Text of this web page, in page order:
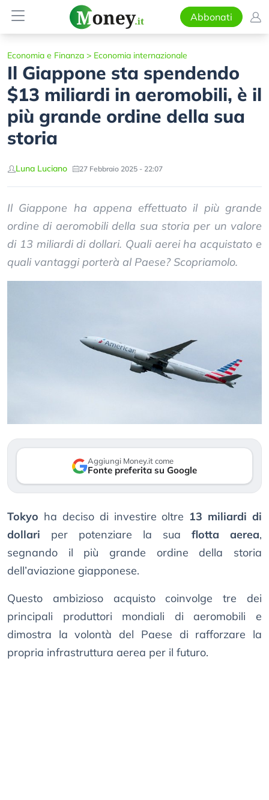
Abbonati
Economia e Finanza > Economia internazionale
Il Giappone sta spendendo
$13 miliardi in aeromobili, è il
più grande ordine della sua
storia
Luna Luciano 27 Febbraio 2025 - 22:07
Il Giappone ha appena effettuato il più grande
ordine di aeromobili della sua storia per un valore
di 13 miliardi di dollari. Quali aerei ha acquistato e
quali vantaggi porterà al Paese? Scopriamolo.
Aggiungi Money.it come
Fonte preferita su Google
Tokyo ha deciso di investire oltre 13 miliardi di
dollari per potenziare la sua flotta aerea,
segnando il più grande ordine della storia
dell’aviazione giapponese.
Questo ambizioso acquisto coinvolge tre dei
principali produttori mondiali di aeromobili e
dimostra la volontà del Paese di rafforzare la
propria infrastruttura aerea per il futuro.